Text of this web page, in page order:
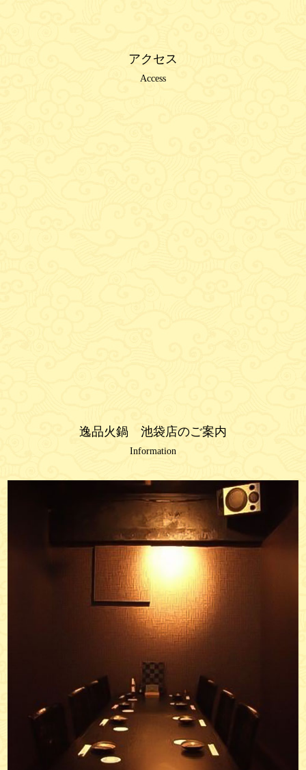
アクセス
Access
逸品火鍋 池袋店のご案内
Information